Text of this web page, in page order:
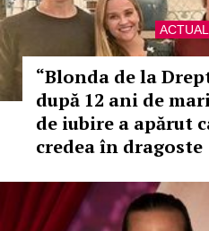
“Blonda de la
după 12 ani de
de iubire a apărut
credea în dragoste